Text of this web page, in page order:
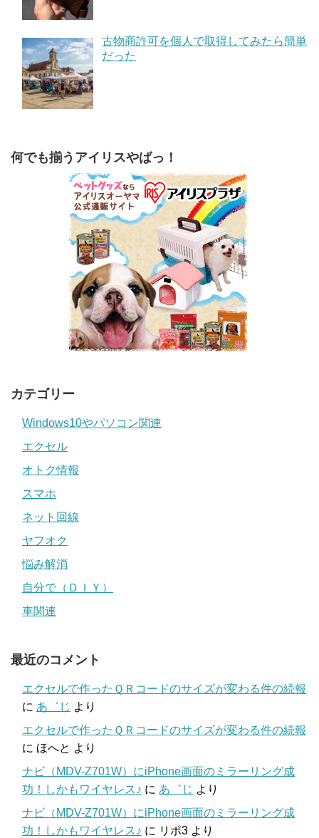
古物商許可を個人で取得してみたら簡単
だった
何でも揃うアイリスやばっ！
カテゴリー
Windows10やパソコン関連
エクセル
オトク情報
スマホ
ネット回線
ヤフオク
悩み解消
自分で（ＤＩＹ）
車関連
最近のコメント
エクセルで作ったＱＲコードのサイズが変わる件の続報
に あ゛じ より
エクセルで作ったＱＲコードのサイズが変わる件の続報
に ほへと より
ナビ（MDV-Z701W）にiPhone画面のミラーリング成
功！しかもワイヤレス♪ に あ゛じ より
ナビ（MDV-Z701W）にiPhone画面のミラーリング成
功！しかもワイヤレス♪ に リポ3 より